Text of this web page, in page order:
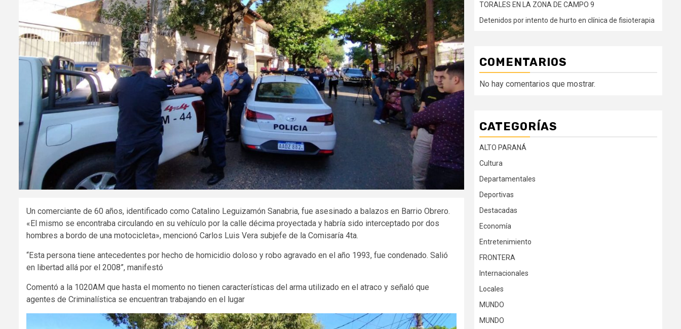
Un comerciante de 60 años, identificado como Catalino Leguizamón Sanabria, fue asesinado a balazos en Barrio Obrero.
«El mismo se encontraba circulando en su vehículo por la calle décima proyectada y habría sido interceptado por dos
hombres a bordo de una motocicleta», mencionó Carlos Luis Vera subjefe de la Comisaría 4ta.
“Esta persona tiene antecedentes por hecho de homicidio doloso y robo agravado en el año 1993, fue condenado. Salió
en libertad allá por el 2008”, manifestó
Comentó a la 1020AM que hasta el momento no tienen características del arma utilizado en el atraco y señaló que
agentes de Criminalística se encuentran trabajando en el lugar
TORALES EN LA ZONA DE CAMPO 9
Detenidos por intento de hurto en clínica de fisioterapia
COMENTARIOS
No hay comentarios que mostrar.
CATEGORÍAS
ALTO PARANÁ
Cultura
Departamentales
Deportivas
Destacadas
Economía
Entretenimiento
FRONTERA
Internacionales
Locales
MUNDO
MUNDO